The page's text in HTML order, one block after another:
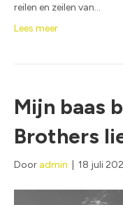
reilen en zeilen van…
Lees meer
Mijn baas
Brothers
Door admin 18 juli